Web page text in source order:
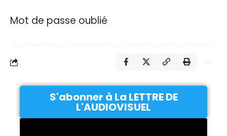
Mot de passe oublié
S'abonner à La LETTRE DE
L'AUDIOVISUEL